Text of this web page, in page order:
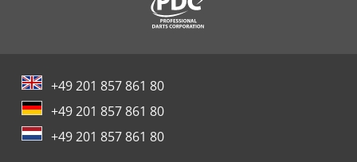
Dea
Dr. Boy
+49 201 857 861 80
+49 201 857 861 80
+49 201 857 861 80